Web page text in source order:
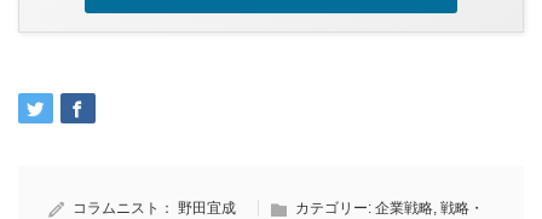
コラムニスト： 野田宜成 カテゴリー: 企業戦略, 戦略・